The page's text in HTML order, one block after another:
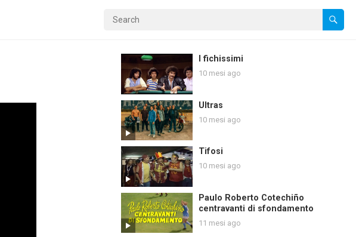
I fichissimi
10 mesi ago
Ultras
10 mesi ago
Tifosi
10 mesi ago
Paulo Roberto Cotechiño
centravanti di sfondamento
11 mesi ago